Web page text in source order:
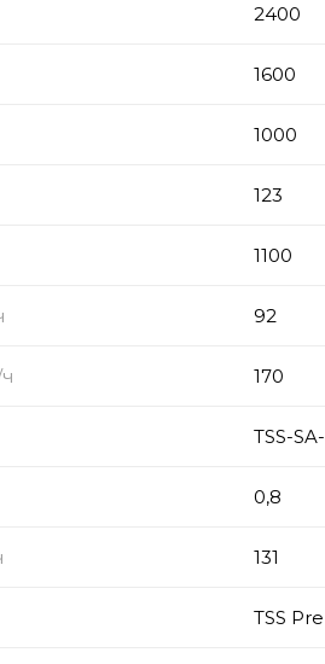
2400
1600
1000
123
1100
92
170
TSS-
0,8
131
TSS